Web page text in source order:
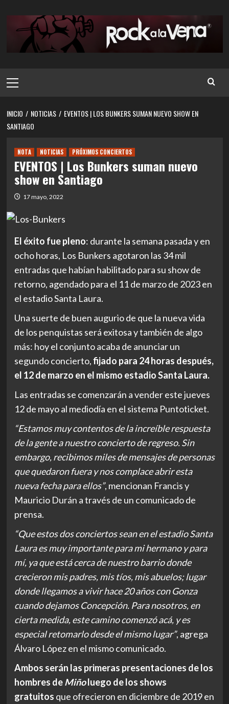
contenido
principal
INICIO NOTICIAS
EVENTOS | LOS BUNKERS SUMAN NUEVO SHOW EN
SANTIAGO
NOTA NOTICIAS PRÓXIMOS CONCIERTOS
EVENTOS | Los Bunkers suman nuevo
show en Santiago
17 mayo, 2022
El éxito fue pleno: durante la semana pasada y en
ocho horas, Los Bunkers agotaron las 34 mil
entradas que habían habilitado para su show de
retorno, agendado para el 11 de marzo de 2023 en
el estadio Santa Laura.
Una suerte de buen augurio de que la nueva vida
de los penquistas será exitosa y también de algo
más: hoy el conjunto acaba de anunciar un
segundo concierto,fijado para 24 horas después,
el 12 de marzo en el mismo estadio Santa Laura.
Las entradas se comenzarán a vender este jueves
12 de mayo al mediodía en el sistema Puntoticket.
“Estamos muy contentos de la increíble respuesta
de la gente a nuestro concierto de regreso. Sin
embargo, recibimos miles de mensajes de personas
que quedaron fuera y nos complace abrir esta
nueva fecha para ellos”, mencionan Francis y
Mauricio Durán a través de un comunicado de
prensa.
“Que estos dos conciertos sean en el estadio Santa
Laura es muy importante para mi hermano y para
mí, ya que está cerca de nuestro barrio donde
crecieron mis padres, mis tíos, mis abuelos; lugar
donde llegamos a vivir hace 20 años con Gonza
cuando dejamos Concepción. Para nosotros, en
cierta medida, este camino comenzó acá, y es
especial retomarlo desde el mismo lugar”, agrega
Álvaro López en el mismo comunicado.
Ambos serán las primeras presentaciones de los
hombres deMiñoluego de los shows
gratuitos que ofrecieron en diciembre de 2019 en